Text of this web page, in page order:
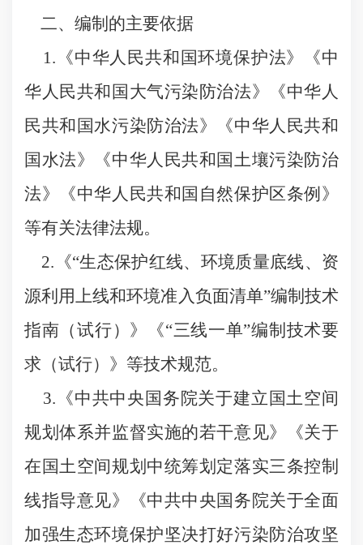
二、编制的主要依据
1.《中华人民共和国环境保护法》《中
华人民共和国大气污染防治法》《中华人
民共和国水污染防治法》《中华人民共和
国水法》《中华人民共和国土壤污染防治
法》《中华人民共和国自然保护区条例》
等有关法律法规。
2.《“生态保护红线、环境质量底线、资
源利用上线和环境准入负面清单”编制技术
指南（试行）》《“三线一单”编制技术要
求（试行）》等技术规范。
3.《中共中央国务院关于建立国土空间
规划体系并监督实施的若干意见》《关于
在国土空间规划中统筹划定落实三条控制
线指导意见》《中共中央国务院关于全面
加强生态环境保护坚决打好污染防治攻坚